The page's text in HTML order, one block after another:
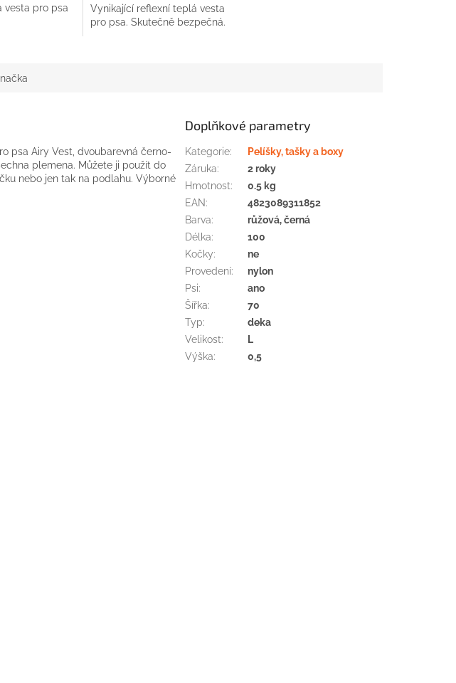
vesta pro psa
Vynikající reflexní teplá vesta
pro psa. Skutečně bezpečná.
psa Airy Vest dvoubarevná černo-
plemena. Můžete ji použít do
nebo jen tak na podlahu. Výborné
Doplňkové parametry
Kategorie:
Pelíšky, tašky a boxy
Záruka:
2 roky
Hmotnost:
0.5 kg
EAN:
4823089311852
Barva:
růžová, černá
Délka:
100
Kočky:
ne
Provedení:
nylon
Psi:
ano
Šířka:
70
Typ:
deka
Velikost:
L
Výška: 0,5